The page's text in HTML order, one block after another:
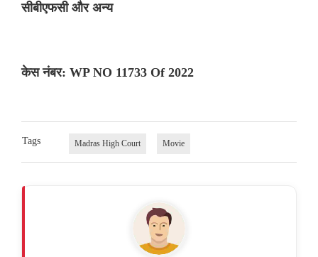
सीबीएफसी और अन्य
केस नंबर: WP NO 11733 Of 2022
Tags Madras High Court Movie